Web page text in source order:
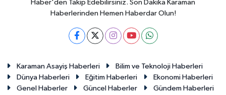
Haber'den Takip Edebilirsiniz. Son Dakika Karaman
Haberlerinden Hemen Haberdar Olun!
Karaman Asayiş Haberleri
Bilim ve Teknoloji Haberleri
Dünya Haberleri
Eğitim Haberleri
Ekonomi Haberleri
Genel Haberler
Güncel Haberler
Gündem Haberleri